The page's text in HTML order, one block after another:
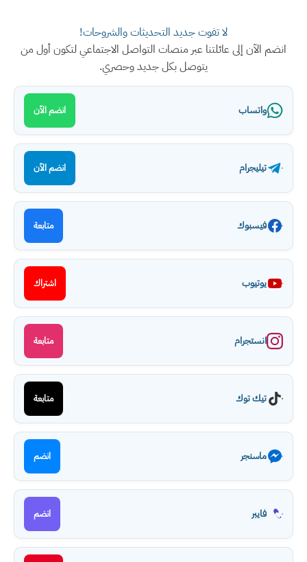
لا تفوت جديد التحديثات والشروحات!
انضم الآن إلى عائلتنا عبر منصات التواصل الاجتماعي لتكون أول من
يتوصل بكل جديد وحصري.
واتساب انضم الآن
تيليجرام انضم الآن
فيسبوك متابعة
يوتيوب اشتراك
انستجرام متابعة
تيك توك متابعة
ماسنجر انضم
فايبر انضم